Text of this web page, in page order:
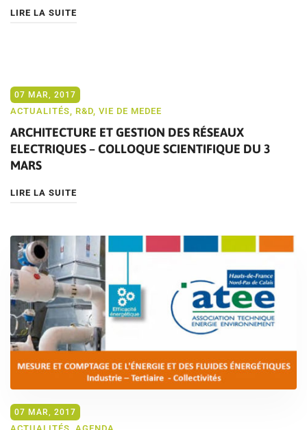
LIRE LA SUITE
07 MAR, 2017
ACTUALITÉS, R&D, VIE DE MEDEE
ARCHITECTURE ET GESTION DES RÉSEAUX
ELECTRIQUES – COLLOQUE SCIENTIFIQUE DU 3
MARS
LIRE LA SUITE
07 MAR, 2017